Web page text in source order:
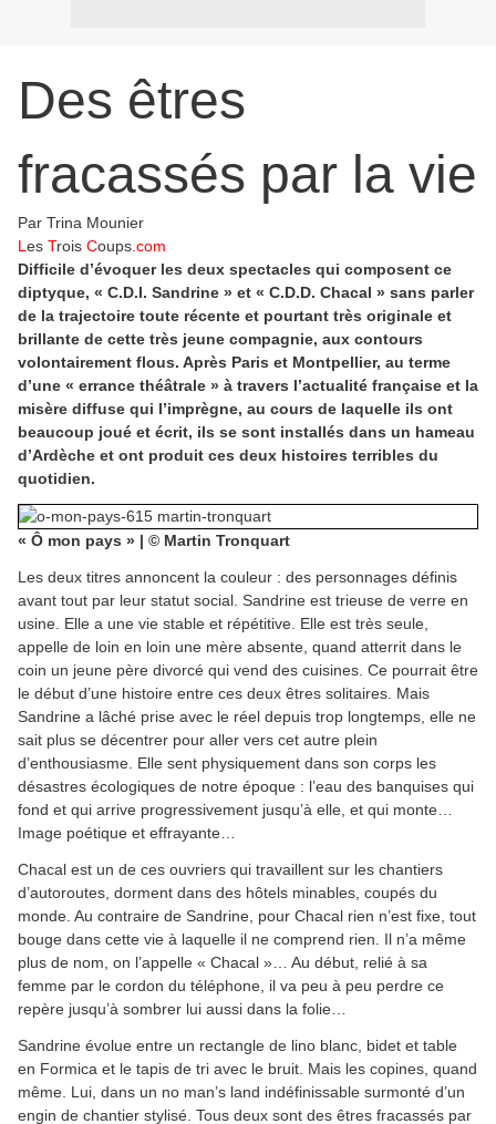
Des êtres
fracassés par la vie
Par Trina Mounier
L es Trois Coups .com
Difficile d’évoquer les deux spectacles qui composent ce
diptyque, « C.D.I. Sandrine » et « C.D.D. Chacal » sans parler
de la trajectoire toute récente et pourtant très originale et
brillante de cette très jeune compagnie, aux contours
volontairement flous. Après Paris et Montpellier, au terme
d’une « errance théâtrale » à travers l’actualité française et la
misère diffuse qui l’imprègne, au cours de laquelle ils ont
beaucoup joué et écrit, ils se sont installés dans un hameau
d’Ardèche et ont produit ces deux histoires terribles du
quotidien.
« Ô mon pays » | © Martin Tronquart
Les deux titres annoncent la couleur : des personnages définis
avant tout par leur statut social. Sandrine est trieuse de verre en
usine. Elle a une vie stable et répétitive. Elle est très seule,
appelle de loin en loin une mère absente, quand atterrit dans le
coin un jeune père divorcé qui vend des cuisines. Ce pourrait être
le début d’une histoire entre ces deux êtres solitaires. Mais
Sandrine a lâché prise avec le réel depuis trop longtemps, elle ne
sait plus se décentrer pour aller vers cet autre plein
d’enthousiasme. Elle sent physiquement dans son corps les
désastres écologiques de notre époque : l’eau des banquises qui
fond et qui arrive progressivement jusqu’à elle, et qui monte…
Image poétique et effrayante…
Chacal est un de ces ouvriers qui travaillent sur les chantiers
d’autoroutes, dorment dans des hôtels minables, coupés du
monde. Au contraire de Sandrine, pour Chacal rien n’est fixe, tout
bouge dans cette vie à laquelle il ne comprend rien. Il n’a même
plus de nom, on l’appelle « Chacal »… Au début, relié à sa
femme par le cordon du téléphone, il va peu à peu perdre ce
repère jusqu’à sombrer lui aussi dans la folie…
Sandrine évolue entre un rectangle de lino blanc, bidet et table
en Formica et le tapis de tri avec le bruit. Mais les copines, quand
même. Lui, dans un no man’s land indéfinissable surmonté d’un
engin de chantier stylisé. Tous deux sont des êtres fracassés par